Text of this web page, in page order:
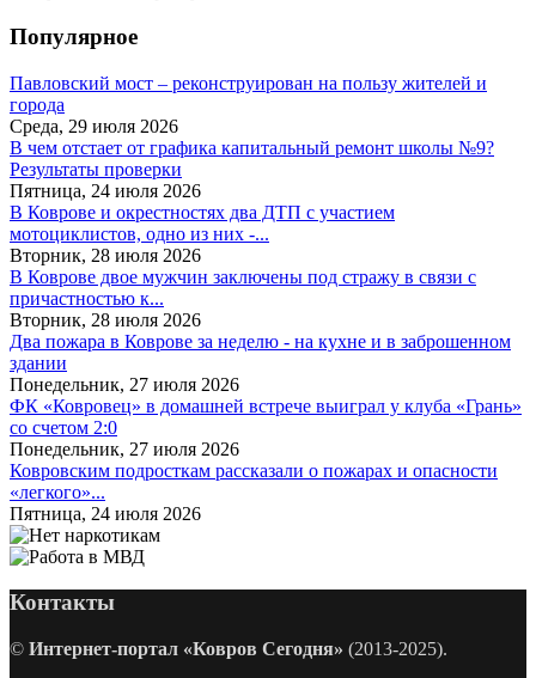
Популярное
Павловский мост – реконструирован на пользу жителей и
города
Среда, 29 июля 2026
В чем отстает от графика капитальный ремонт школы №9?
Результаты проверки
Пятница, 24 июля 2026
В Коврове и окрестностях два ДТП с участием
мотоциклистов, одно из них -...
Вторник, 28 июля 2026
В Коврове двое мужчин заключены под стражу в связи с
причастностью к...
Вторник, 28 июля 2026
Два пожара в Коврове за неделю - на кухне и в заброшенном
здании
Понедельник, 27 июля 2026
ФК «Ковровец» в домашней встрече выиграл у клуба «Грань»
со счетом 2:0
Понедельник, 27 июля 2026
Ковровским подросткам рассказали о пожарах и опасности
«легкого»...
Пятница, 24 июля 2026
Контакты
© Интернет-портал «Ковров Сегодня» (2013-2025).